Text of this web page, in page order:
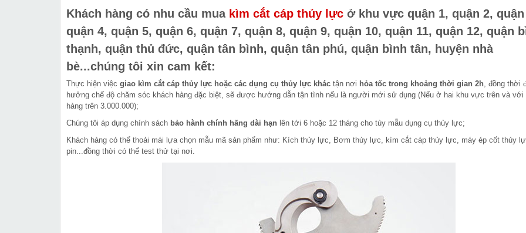
Khách hàng có nhu cầu mua kìm cắt cáp thủy lực ở khu vực quận 1, quận 2,
quận 4, quận 5, quận 6, quận 7, quận 8, quận 9, quận 10, quận 11, quận 12, quận
thạnh, quận thủ đức, quận tân bình, quận tân phú, quận bình tân, huyện nhà
bè...chúng tôi xin cam kết:
Thực hiện việc giao kìm cắt cáp thủy lực hoặc các dụng cụ thủy lực khác tận nơi hỏa tốc trong khoảng thời gian 2h, đồng thời
hưởng chế độ chăm sóc khách hàng đặc biệt, sẽ được hướng dẫn tận tình nếu là người mới sử dụng (Nếu ở hai khu vực trên và với
hàng trên 3.000.000);
Chúng tôi áp dụng chính sách bảo hành chính hãng dài hạn lên tới 6 hoặc 12 tháng cho tùy mẫu dụng cụ thủy lực;
Khách hàng có thể thoải mái lựa chọn mẫu mã sản phẩm như: Kích thủy lực, Bơm thủy lực, kìm cắt cáp thủy lực, máy ép cốt thủy
pin...đồng thời có thể test thử tại nơi.